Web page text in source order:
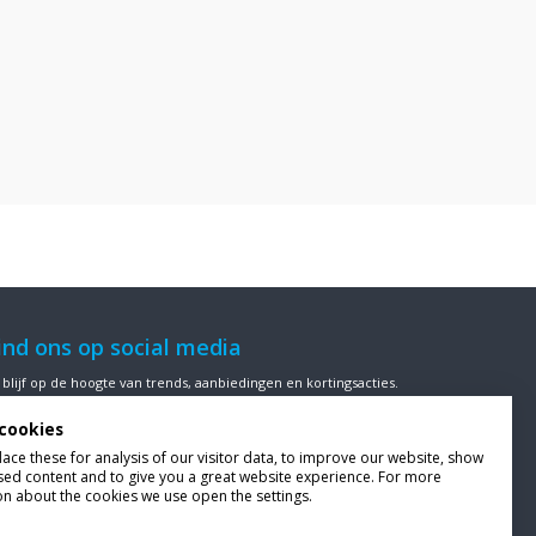
ons op social media
blijf op de hoogte van trends, aanbiedingen en kortingsacties.
klanten beoordelenVan Bellen Wind & Snowgemiddeld met
9,4 op basis van455beoordelingen.
these for analysis of our visitor data, to improve our website, show
content and to give you a great website experience. For more
about the cookies we use open the settings.